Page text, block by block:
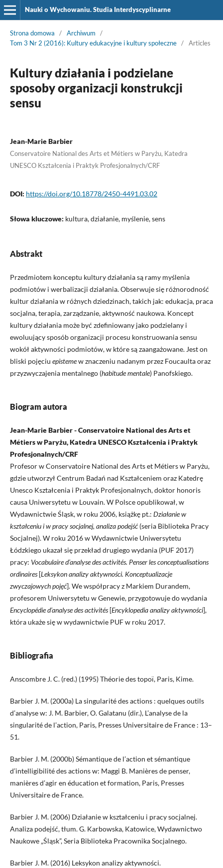
Nauki o Wychowaniu. Studia Interdyscyplinarne
Strona domowa / Archiwum
/
Tom 3 Nr 2 (2016): Kultury edukacyjne i kultury społeczne / Articles
Kultury działania i podzielane
sposoby organizacji konstrukcji
sensu
Jean-Marie Barbier
Conservatoire National des Arts et Métiers w Paryżu, Katedra
UNESCO Kształcenia i Praktyk Profesjonalnych/CRF
DOI: https://doi.org/10.18778/2450-4491.03.02
Słowa kluczowe: kultura, działanie, myślenie, sens
Abstrakt
Przedmiotem konceptu kultury działania są ramy myślenia
podmiotów i werbalizacji działania. Obserwuje się różnorodność
kultur działania w różnych dziedzinach, takich jak: edukacja, praca
socjalna, terapia, zarządzanie, aktywność naukowa. Koncept
kultury działania może być zdefiniowany jako podzielany i
ewoluujący sposób organizacji procesu konstruowania sensu
wokół aktywności podmiotów, w które są zaangażowane. Jest on
bliski pojęciu epistemew znaczeniu nadanym przez Foucaulta oraz
przyzwyczajenia mentalnego (habitude mentale) Panofskiego.
Biogram autora
Jean-Marie Barbier - Conservatoire National des Arts et
Métiers w Paryżu, Katedra UNESCO Kształcenia i Praktyk
Profesjonalnych/CRF
Profesor w Conservatoire National des Arts et Métiers w Paryżu,
gdzie utworzył Centrum Badań nad Kształceniem oraz Katedrę
Unesco Kształcenia i Praktyk Profesjonalnych, doktor honoris
causa Uniwersytetu w Louvain. W Polsce opublikował, w
Wydawnictwie Śląsk, w roku 2006, książkę pt.: Działanie w
kształceniu i w pracy socjalnej, analiza podejść (seria Biblioteka Pracy
Socjalnej). W roku 2016 w Wydawnictwie Uniwersytetu
Łódzkiego ukazał się przekład drugiego wydania (PUF 2017)
pracy: Vocabulaire d’analyse des activités. Penser les conceptualisations
ordinaires [Leksykon analizy aktywności. Konceptualizacje
zwyczajowych pojęć]. We współpracy z Markiem Durandem,
profesorem Uniwersytetu w Genewie, przygotowuje do wydania
Encyclopédie d’analyse des activités [Encyklopedia analizy aktywności],
która ukaże się w wydawnictwie PUF w roku 2017.
Bibliografia
Anscombre J. C. (red.) (1995) Théorie des topoï, Paris, Kime.
Barbier J. M. (2000a) La singularité des actions : quelques outils
d’analyse w: J. M. Barbier, O. Galatanu (dir.), L’analyse de la
singularité de l’action, Paris, Presses Universitaire de France : 13–
51.
Barbier J. M. (2000b) Sémantique de l’action et sémantique
d’intelligibilité des actions w: Maggi B. Manières de penser,
manières d’agir en éducation et formation, Paris, Presses
Universitaire de France.
Barbier J. M. (2006) Działanie w kształceniu i pracy socjalnej.
Analiza podejść, tłum. G. Karbowska, Katowice, Wydawnictwo
Naukowe „Śląsk”, Seria Biblioteka Pracownika Socjalnego.
Barbier J. M. (2016) Leksykon analizy aktywności.